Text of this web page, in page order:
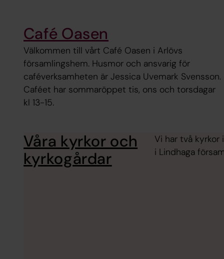
Café Oasen
Välkommen till vårt Café Oasen i Arlövs
församlingshem. Husmor och ansvarig för
caféverksamheten är Jessica Uvemark Svensson.
Caféet har sommaröppet tis, ons och torsdagar
kl 13-15.
Våra kyrkor och
kyrkogårdar
Vi har två kyrkor
i Lindhaga